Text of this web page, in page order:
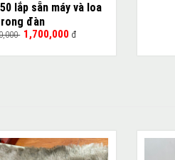
lắp sẵn máy và loa
đàn
1,700,000 đ